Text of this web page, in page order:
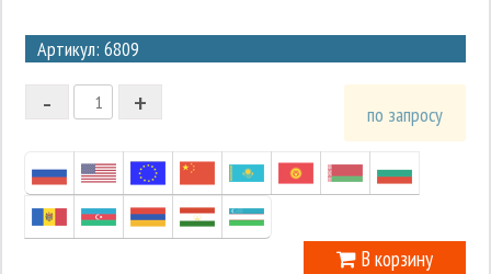
Артикул: 6809
2
1
-1
+
- по запросу
В корзину